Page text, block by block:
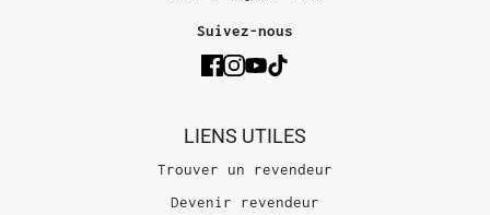
Suivez-nous
LIENS UTILES
Trouver un revendeur
Devenir revendeur